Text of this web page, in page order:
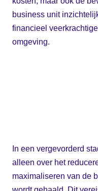
business unit
financieel
omgeving.
In een vergevorderd
alleen over het
maximaliseren van de